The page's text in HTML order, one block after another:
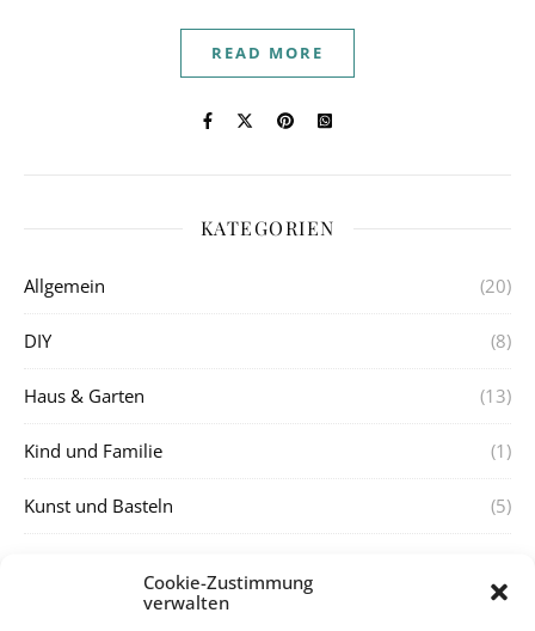
Cookie-Zustimmung
verwalten
READ MORE
KATEGORIEN
Allgemein (20)
DIY (8)
Haus & Garten (13)
Kind und Familie (1)
Kunst und Basteln (5)